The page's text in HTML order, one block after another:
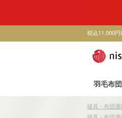
税込11,000
羽毛布団
寝具・布団通
寝具・布団通